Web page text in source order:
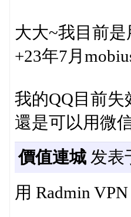
大大~我目前
+23年7月
我的QQ目前
還是可以用微
價值連城发表
用 Radmin